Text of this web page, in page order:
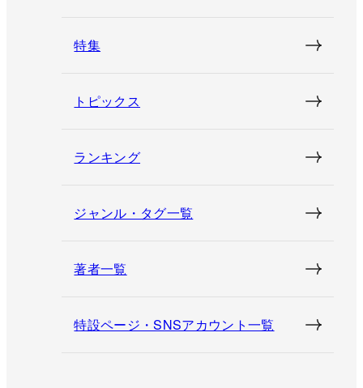
特集
トピックス
ランキング
ジャンル・タグ一覧
著者一覧
特設ページ・SNSアカウント一覧